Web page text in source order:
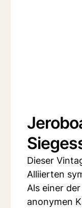
Dieser
Alliierten
Als einer
anonymen